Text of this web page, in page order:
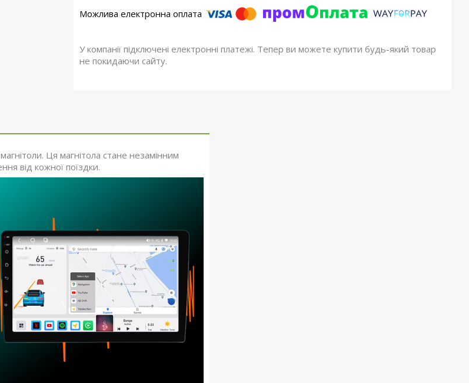
У компанії підключені електронні платежі. Тепер ви можете купити будь-який товар
не покидаючи сайту.
Ця магнітола стане незамінним
від кожної поїздки.